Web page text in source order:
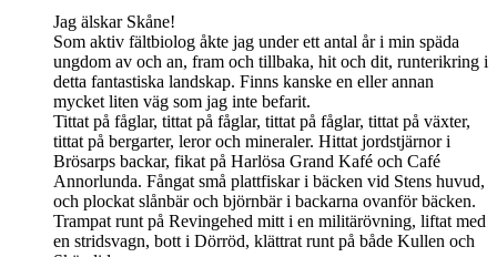
Jag älskar Skåne!
Som aktiv fältbiolog åkte jag under ett antal år i min späda
ungdom av och an, fram och tillbaka, hit och dit, runterikring i
detta fantastiska landskap. Finns kanske en eller annan
mycket liten väg som jag inte befarit.
Tittat på fåglar, tittat på fåglar, tittat på fåglar, tittat på växter,
tittat på bergarter, leror och mineraler. Hittat jordstjärnor i
Brösarps backar, fikat på Harlösa Grand Kafé och Café
Annorlunda. Fångat små plattfiskar i bäcken vid Stens huvud,
och plockat slånbär och björnbär i backarna ovanför bäcken.
Trampat runt på Revingehed mitt i en militärövning, liftat med
en stridsvagn, bott i Dörröd, klättrat runt på både Kullen och